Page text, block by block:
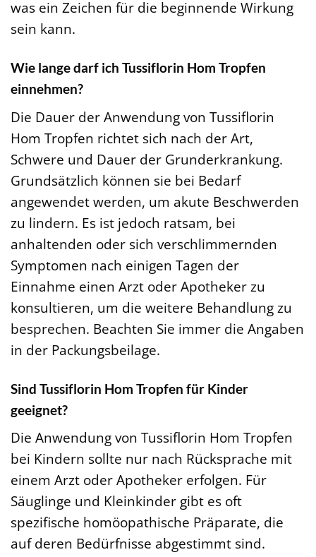
was ein Zeichen für die beginnende Wirkung
sein kann.
Wie lange darf ich Tussiflorin Hom Tropfen
einnehmen?
Die Dauer der Anwendung von Tussiflorin
Hom Tropfen richtet sich nach der Art,
Schwere und Dauer der Grunderkrankung.
Grundsätzlich können sie bei Bedarf
angewendet werden, um akute Beschwerden
zu lindern. Es ist jedoch ratsam, bei
anhaltenden oder sich verschlimmernden
Symptomen nach einigen Tagen der
Einnahme einen Arzt oder Apotheker zu
konsultieren, um die weitere Behandlung zu
besprechen. Beachten Sie immer die Angaben
in der Packungsbeilage.
Sind Tussiflorin Hom Tropfen für Kinder
geeignet?
Die Anwendung von Tussiflorin Hom Tropfen
bei Kindern sollte nur nach Rücksprache mit
einem Arzt oder Apotheker erfolgen. Für
Säuglinge und Kleinkinder gibt es oft
spezifische homöopathische Präparate, die
auf deren Bedürfnisse abgestimmt sind.